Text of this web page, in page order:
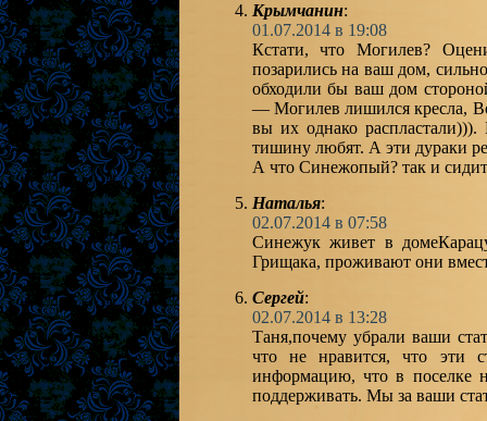
Крымчанин:
01.07.2014 в 19:08
Кстати, что Могилев?
позарились на ваш дом,
обходили бы ваш дом
— Могилев лишился кресла,
вы их однако
тишину любят. А эти дураки
А что Синежопый? так и сидит
Наталья:
02.07.2014 в 07:58
Синежук живет в
Грищака, проживают они
Сергей:
02.07.2014 в 13:28
Таня,почему убрали ваши
что не нравится, что эти
информацию, что в поселке
поддерживать. Мы за ваши